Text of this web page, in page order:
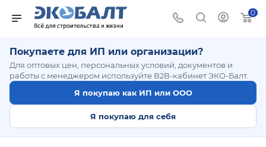
0
Покупаете для ИП или организации?
Для оптовых цен, персональных условий, документов и
работы с менеджером используйте B2B-кабинет ЭКО-Балт.
Я покупаю как ИП или ООО
Я покупаю для себя